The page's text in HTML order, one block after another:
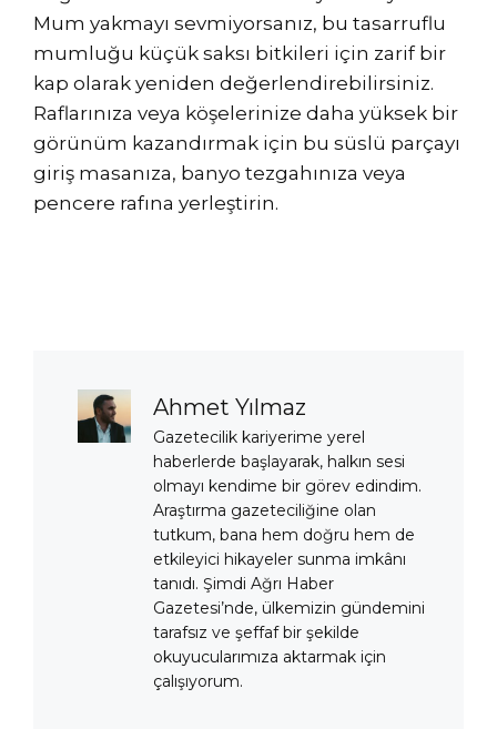
Mum yakmayı sevmiyorsanız, bu tasarruflu
mumluğu küçük saksı bitkileri için zarif bir
kap olarak yeniden değerlendirebilirsiniz.
Raflarınıza veya köşelerinize daha yüksek bir
görünüm kazandırmak için bu süslü parçayı
giriş masanıza, banyo tezgahınıza veya
pencere rafına yerleştirin.
Ahmet Yılmaz
Gazetecilik kariyerime yerel
haberlerde başlayarak, halkın sesi
olmayı kendime bir görev edindim.
Araştırma gazeteciliğine olan
tutkum, bana hem doğru hem de
etkileyici hikayeler sunma imkânı
tanıdı. Şimdi Ağrı Haber
Gazetesi’nde, ülkemizin gündemini
tarafsız ve şeffaf bir şekilde
okuyucularımıza aktarmak için
çalışıyorum.